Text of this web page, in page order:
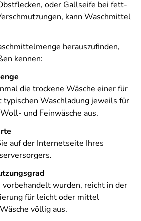
oder Gallseife bei fett-
kann Waschmittel
herauszufinden,
kennen:
die trockene Wäsche einer für
typischen Waschladung jeweils für
und Feinwäsche aus.
auf der Internetseite Ihres
vorbehandelt wurden, reicht in der
für leicht oder mittel
Wäsche völlig aus.